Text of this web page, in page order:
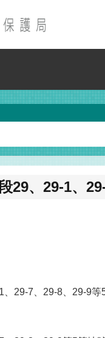
29、29-1、
29-7、29-8、29-9等